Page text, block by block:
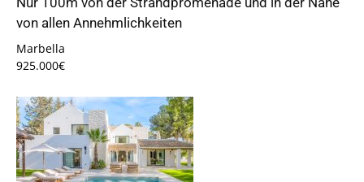
von allen Annehmlichkeiten
Marbella
925.000€